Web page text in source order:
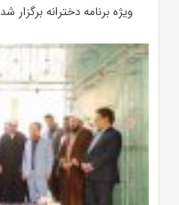
ویژه برنامه دخترانه برگزار شد